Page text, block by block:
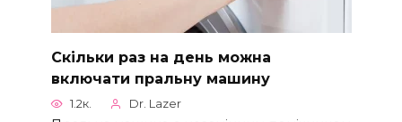
Скільки раз на день можна
включати пральну машину
1.2к. Dr. Lazer